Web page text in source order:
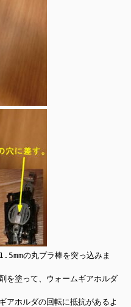
の丸プラ棒を突っ込みま
を塗って、ウォームギアホルダ
アホルダの回転に抵抗があるよ